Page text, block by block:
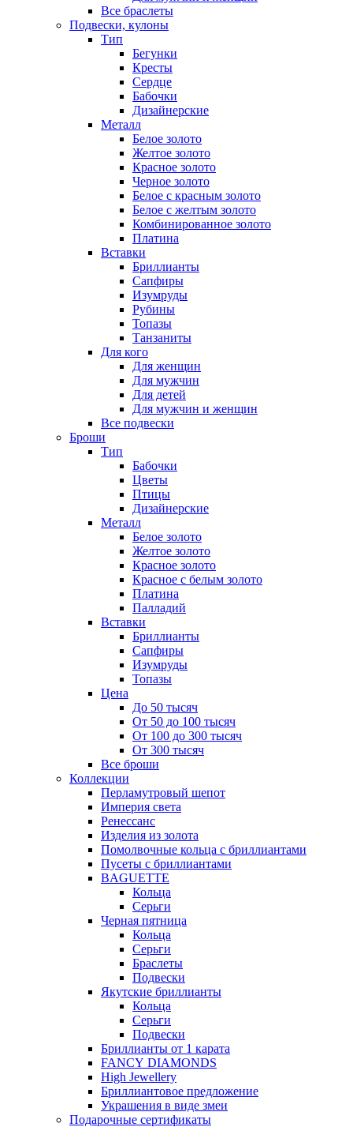
Все браслеты
Подвески, кулоны
Тип
Бегунки
Кресты
Сердце
Бабочки
Дизайнерские
Металл
Белое золото
Желтое золото
Красное золото
Черное золото
Белое с красным золото
Белое с желтым золото
Комбинированное золото
Платина
Вставки
Бриллианты
Сапфиры
Изумруды
Рубины
Топазы
Танзаниты
Для кого
Для женщин
Для мужчин
Для детей
Для мужчин и женщин
Все подвески
Броши
Тип
Бабочки
Цветы
Птицы
Дизайнерские
Металл
Белое золото
Желтое золото
Красное золото
Красное с белым золото
Платина
Палладий
Вставки
Бриллианты
Сапфиры
Изумруды
Топазы
Цена
До 50 тысяч
От 50 до 100 тысяч
От 100 до 300 тысяч
От 300 тысяч
Все броши
Коллекции
Перламутровый шепот
Империя света
Ренессанс
Изделия из золота
Помолвочные кольца с бриллиантами
Пусеты с бриллиантами
BAGUETTE
Кольца
Серьги
Черная пятница
Кольца
Серьги
Браслеты
Подвески
Якутские бриллианты
Кольца
Серьги
Подвески
Бриллианты от 1 карата
FANCY DIAMONDS
High Jewellery
Бриллиантовое предложение
Украшения в виде змеи
Подарочные сертификаты